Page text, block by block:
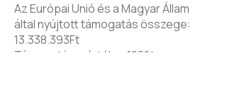
Az Európai Unió és a Magyar Állam
által nyújtott támogatás összege:
13.338.393Ft
Támogatás mértéke: 100%